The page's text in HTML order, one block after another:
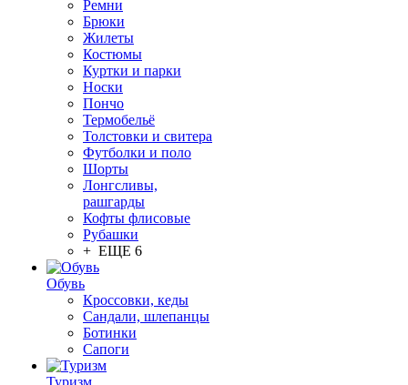
Ремни
Брюки
Жилеты
Костюмы
Куртки и парки
Носки
Пончо
Термобельё
Толстовки и свитера
Футболки и поло
Шорты
Лонгсливы,
рашгарды
Кофты флисовые
Рубашки
+ ЕЩЕ 6
Обувь
Кроссовки, кеды
Сандали, шлепанцы
Ботинки
Сапоги
Туризм